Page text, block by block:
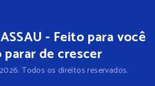
- Feito para você
parar de crescer
Todos os direitos reservados.